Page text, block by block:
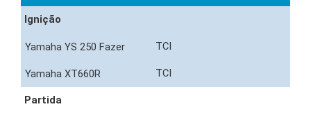
Ignição
TCI
TCI
Partida